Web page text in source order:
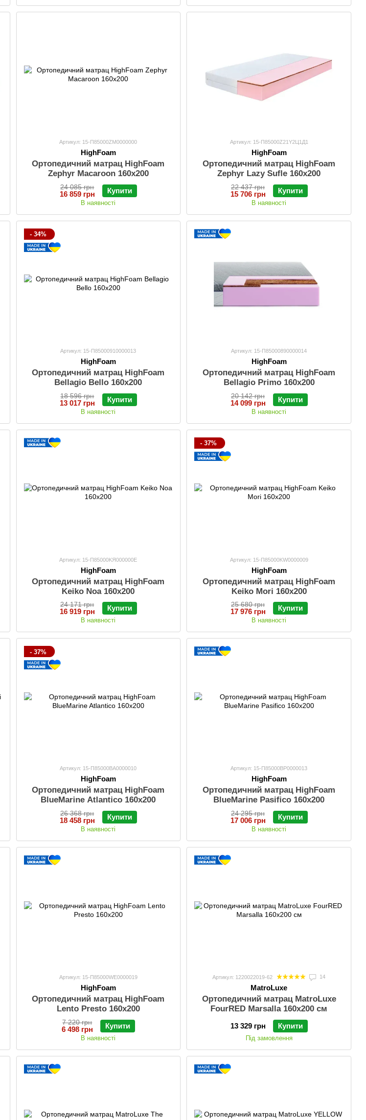
Артикул: 15-П85000ZM0000000
HighFoam
Ортопедичний матрац HighFoam
Zephyr Macaroon 160x200
24 085 грн
16 859 грн Купити
В наявності
Артикул: 15-П85000Z21Y2Ц1Д1
HighFoam
Ортопедичний матрац HighFoam
Zephyr Lazy Sufle 160x200
22 437 грн
15 706 грн Купити
В наявності
- 34%
Артикул: 15-П85000910000013
HighFoam
Ортопедичний матрац HighFoam
Bellagio Bello 160х200
18 596 грн
13 017 грн Купити
В наявності
Артикул: 15-П85000890000014
HighFoam
Ортопедичний матрац HighFoam
Bellagio Primo 160х200
20 142 грн
14 099 грн Купити
В наявності
Артикул: 15-П85000KЯ000000E
HighFoam
Ортопедичний матрац HighFoam
Keiko Noa 160х200
24 171 грн
16 919 грн Купити
В наявності
- 37%
Артикул: 15-П85000KW0000009
HighFoam
Ортопедичний матрац HighFoam
Keiko Mori 160х200
25 680 грн
17 976 грн Купити
В наявності
- 37%
Артикул: 15-П85000ВА0000010
HighFoam
Ортопедичний матрац HighFoam
BlueMarine Atlantico 160х200
26 368 грн
18 458 грн Купити
В наявності
Артикул: 15-П85000ВР0000013
HighFoam
Ортопедичний матрац HighFoam
BlueMarine Pasifico 160х200
24 295 грн
17 006 грн Купити
В наявності
Артикул: 15-П85000WЕ0000019
HighFoam
Ортопедичний матрац HighFoam
Lento Presto 160х200
7 220 грн
6 498 грн Купити
В наявності
Артикул: 1220022019-62 14
MatroLuxe
Ортопедичний матрац MatroLuxe
FourRED Marsalla 160х200 см
13 329 грн Купити
Під замовлення